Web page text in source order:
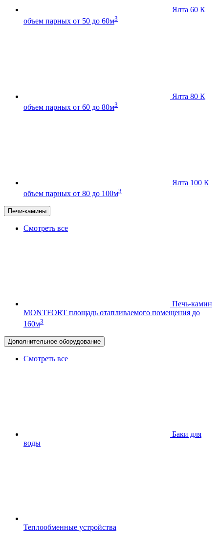
Ялта 60 К
объем парных от 50 до 60м3
Ялта 80 К
объем парных от 60 до 80м3
Ялта 100 К
объем парных от 80 до 100м3
Печи-камины
Смотреть все
Печь-камин
MONTFORT площадь отапливаемого помещения до
160м3
Дополнительное оборудование
Смотреть все
Баки для
воды
Теплообменные устройства